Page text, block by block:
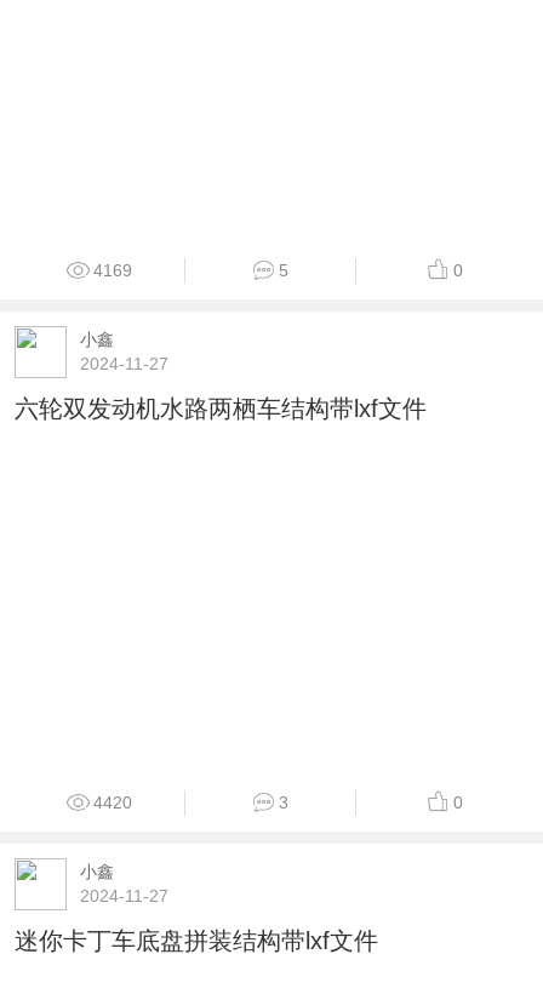
4169 5 0
小鑫
2024-11-27
六轮双发动机水路两栖车结构带lxf文件
4420 3 0
小鑫
2024-11-27
迷你卡丁车底盘拼装结构带lxf文件